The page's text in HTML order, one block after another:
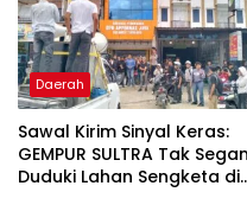
Daerah
Sawal Kirim Sinyal Keras:
GEMPUR SULTRA Tak Segan
Duduki Lahan Sengketa di